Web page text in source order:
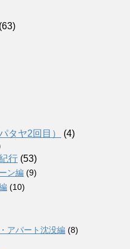
(63)
タヤ2回目）
(4)
行 (53)
ン編 (9)
(10)
アパート沈没編 (8)